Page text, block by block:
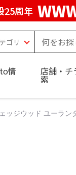
25周年
情 店舗・チ
索
ッジウッド ユーラン